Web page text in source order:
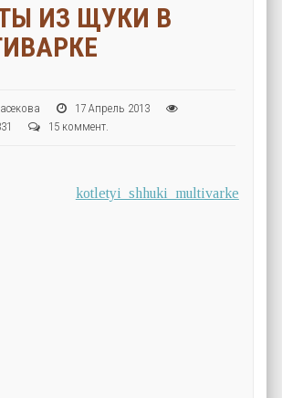
ИЗ ЩУКИ В
17 Апрель 2013
331
15 коммент.